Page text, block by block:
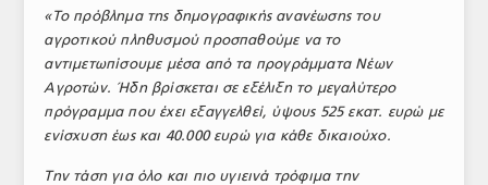
«Το πρόβλημα της δημογραφικής ανανέωσηςτου
αγροτικού πληθυσμού προσπαθούμε να το
αντιμετωπίσουμε μέσα από τα προγράμματα Νέων
Αγροτών. Ήδη βρίσκεται σε εξέλιξη το μεγαλύτερο
πρόγραμμα που έχει εξαγγελθεί, ύψους 525 εκατ. ευρώ με
ενίσχυση έως και 40.000 ευρώ για κάθε δικαιούχο.
Την τάση για όλο και πιο υγιεινά τρόφιματην